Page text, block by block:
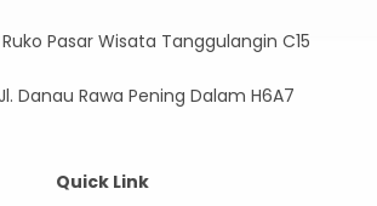
Ruko Pasar Wisata Tanggulangin C15
Danau Rawa Pening Dalam H6A7
Quick Link